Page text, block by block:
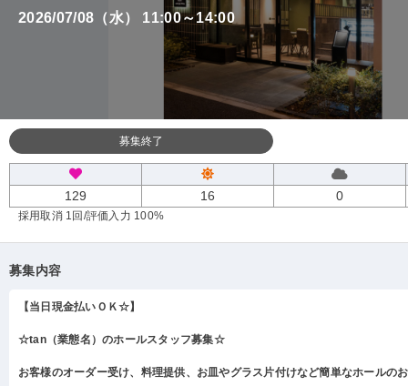
2026/07/08（水） 11:00～14:00
募集終了
129 16 0
採用取消 1回 /評価入力 100%
募集内容
【当日現金払いＯＫ☆】
☆tan（業態名）のホールスタッフ募集☆
お客様のオーダー受け、料理提供、お皿やグラス片付けなど簡単なホールの